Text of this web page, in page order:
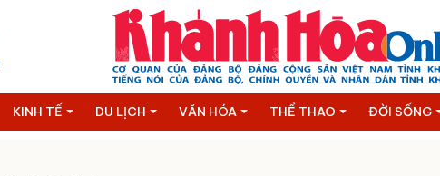
KINH TẾ DU LỊCH VĂN HÓA THỂ THAO ĐỜI SỐNG